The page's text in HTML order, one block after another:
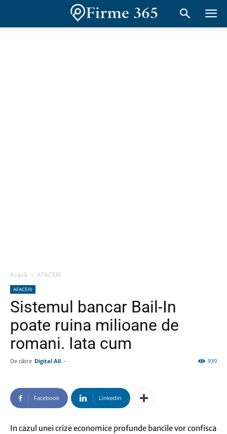
Acasă AFACERI
AFACERI
Sistemul bancar Bail-In
poate ruina milioane de
romani. Iata cum
De către Digital All - 939
Facebook Linkedin
In cazul unei crize economice profunde bancile vor confisca